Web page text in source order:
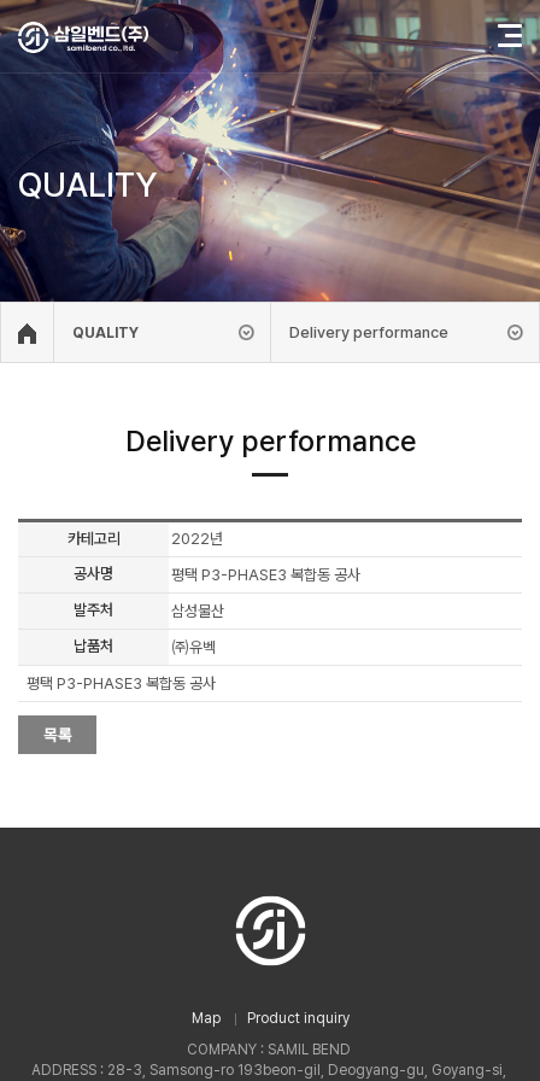
QUALITY
QUALITY Delivery performance
Delivery performance
카테고리
2022년
공사명
평택 P3-PHASE3 복합동 공사
발주처
삼성물산
납품처
㈜유벡
평택 P3-PHASE3 복합동 공사
Map
Product inquiry
COMPANY : SAMIL BEND
ADDRESS : 28-3, Samsong-ro 193beon-gil, Deogyang-gu, Goyang-si,